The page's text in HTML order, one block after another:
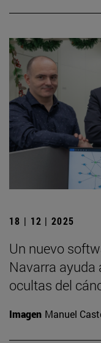
18 | 12 | 2025
Un nuevo
Navarra ayuda
ocultas del
Imagen Manuel